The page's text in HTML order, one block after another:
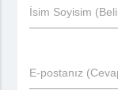
İsim Soyisim
E-postanız